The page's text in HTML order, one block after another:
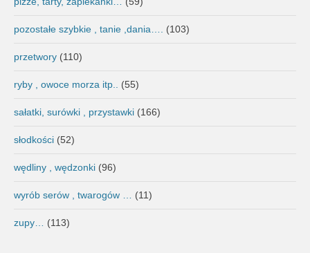
pozostałe szybkie , tanie ,dania…. (103)
przetwory (110)
ryby , owoce morza itp.. (55)
sałatki, surówki , przystawki (166)
słodkości (52)
wędliny , wędzonki (96)
wyrób serów , twarogów … (11)
zupy… (113)